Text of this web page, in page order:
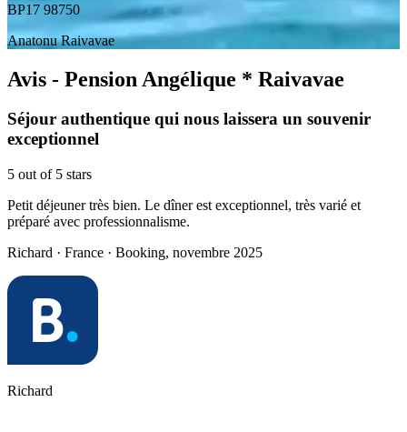
BP17 98750
Anatonu Raivavae
Avis - Pension Angélique * Raivavae
Séjour authentique qui nous laissera un souvenir
exceptionnel
5 out of 5 stars
Petit déjeuner très bien. Le dîner est exceptionnel, très varié et
préparé avec professionnalisme.
Richard · France · Booking, novembre 2025
Richard